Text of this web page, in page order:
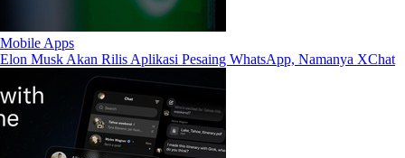
Mobile Apps
Elon Musk Akan Rilis Aplikasi Pesaing WhatsApp, Namanya XChat